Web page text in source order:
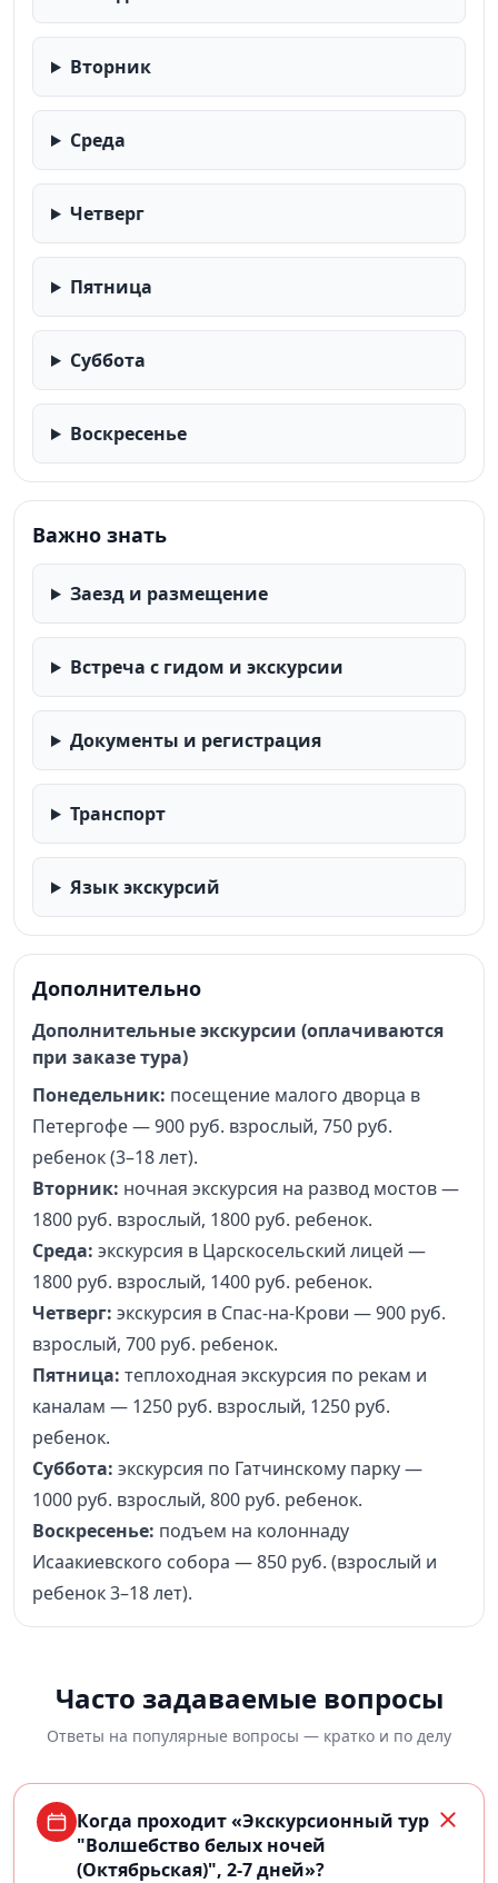
Вторник
Среда
Четверг
Пятница
Суббота
Воскресенье
Важно знать
Заезд и размещение
Встреча с гидом и экскурсии
Документы и регистрация
Транспорт
Язык экскурсий
Дополнительно
Дополнительные экскурсии (оплачиваются
при заказе тура)
Понедельник: посещение малого дворца в
Петергофе — 900 руб. взрослый, 750 руб.
ребенок (3–18 лет).
Вторник: ночная экскурсия на развод мостов —
1800 руб. взрослый, 1800 руб. ребенок.
Среда: экскурсия в Царскосельский лицей —
1800 руб. взрослый, 1400 руб. ребенок.
Четверг: экскурсия в Спас-на-Крови — 900 руб.
взрослый, 700 руб. ребенок.
Пятница: теплоходная экскурсия по рекам и
каналам — 1250 руб. взрослый, 1250 руб.
ребенок.
Суббота: экскурсия по Гатчинскому парку —
1000 руб. взрослый, 800 руб. ребенок.
Воскресенье: подъем на колоннаду
Исаакиевского собора — 850 руб. (взрослый и
ребенок 3–18 лет).
Часто задаваемые вопросы
Ответы на популярные вопросы — кратко и по делу
Когда проходит «Экскурсионный тур
"Волшебство белых ночей
(Октябрьская)", 2-7 дней»?